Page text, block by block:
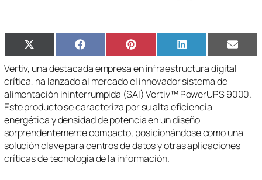
Compartir
en
X
(Twitter)
Compartir
en
Facebook Compartir
en
Pinterest Compartir
en
LinkedIn
en
Email
Vertiv, una destacada empresa en infraestructura digital
crítica, ha lanzado al mercado el innovador sistema de
alimentación ininterrumpida (SAI) Vertiv™ PowerUPS 9000.
Este producto se caracteriza por su alta eficiencia
energética y densidad de potencia en un diseño
sorprendentemente compacto, posicionándose como una
solución clave para centros de datos y otras aplicaciones
críticas de tecnología de la información.